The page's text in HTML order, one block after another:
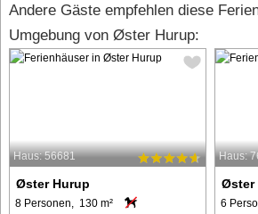
Andere Gäste empfehlen diese
Umgebung von Øster Hurup:
Haus: 56681
Øster Hurup
8 Personen, 130 m²
Haus:
Øster
6